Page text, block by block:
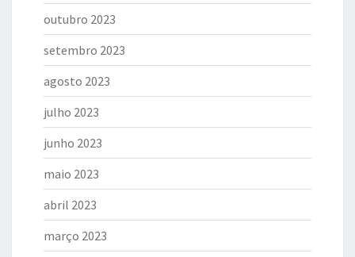
outubro 2023
setembro 2023
agosto 2023
julho 2023
junho 2023
maio 2023
abril 2023
março 2023